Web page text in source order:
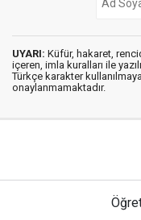
UYARI: Küfür, hakaret,
içeren, imla kuralları ile
Türkçe karakter
onaylanmamaktadır.